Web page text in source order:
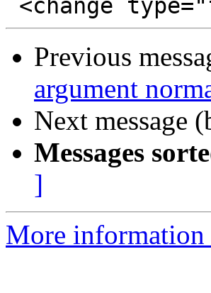
Previous
argument
Next message
Messages
]
More